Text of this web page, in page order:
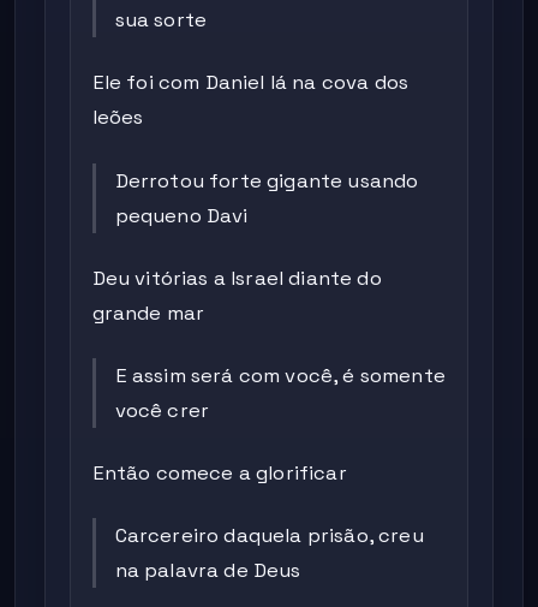
sua sorte
Ele foi com Daniel lá na cova dos
leões
Derrotou forte gigante usando
pequeno Davi
Deu vitórias a Israel diante do
grande mar
E assim será com você, é somente
você crer
Então comece a glorificar
Carcereiro daquela prisão, creu
na palavra de Deus